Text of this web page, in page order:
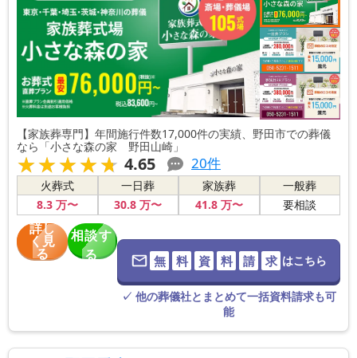
【家族葬専門】年間施行件数17,000件の実績、野田市での葬儀
なら「小さな森の家 野田山崎」
★★★★★
★★★★★ 4.65 20件
火葬式
8.3万〜
一日葬
30.8 万〜
家族葬
41.8万〜
一般葬
要相談
詳し
く見
る
相談す
る
無 料 資 料 請 求 はこちら
✓ 他の葬儀社とまとめて一括資料請求も可
能